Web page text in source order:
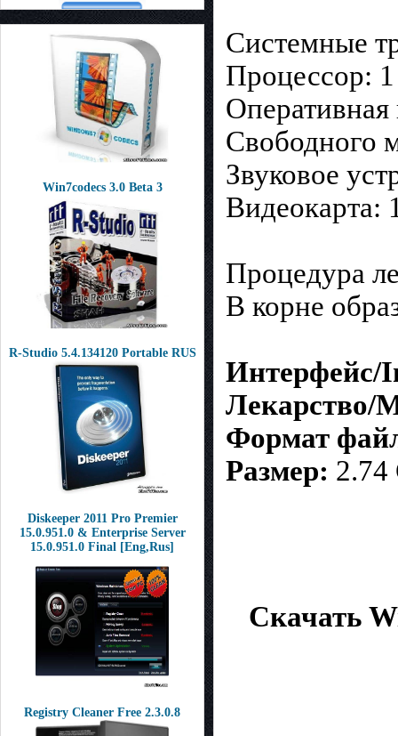
Win7codecs 3.0 Beta 3
R-Studio 5.4.134120 Portable RUS
Diskeeper 2011 Pro Premier
15.0.951.0 & Enterprise Server
15.0.951.0 Final [Eng,Rus]
Registry Cleaner Free 2.3.0.8
Системные
Процессор:
Свободного
Звуковое
Видеокарта:
Процедура
В корне
Интерфейс/
Лекарство/
Формат
Размер: 2.74
Скачать